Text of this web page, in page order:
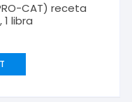
CAT) receta
libra